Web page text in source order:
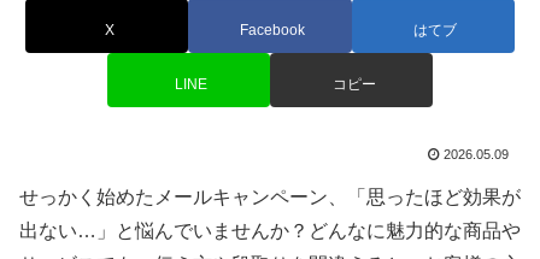
X Facebook はてブ
LINE コピー
2026.05.09
せっかく始めたメールキャンペーン、「思ったほど効果が
出ない…」と悩んでいませんか？どんなに魅力的な商品や